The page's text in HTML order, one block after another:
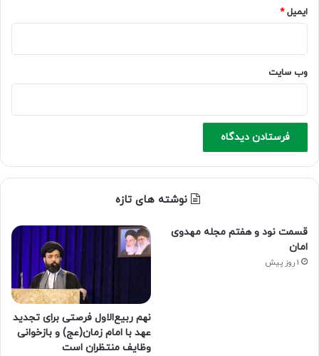
ایمیل*
وب‌ سایت
نوشته های تازه
قسمت نود و هفتم مجله مهدوی
امان
1 روز پیش
نهم ربیع‌الاول فرصتی برای تجدید
عهد با امام زمان(عج) و بازخوانی
وظایف منتظران است